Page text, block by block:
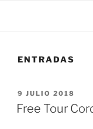
ENTRADAS
PUBLICADO
EL
9 JULIO 2018
Free Tour